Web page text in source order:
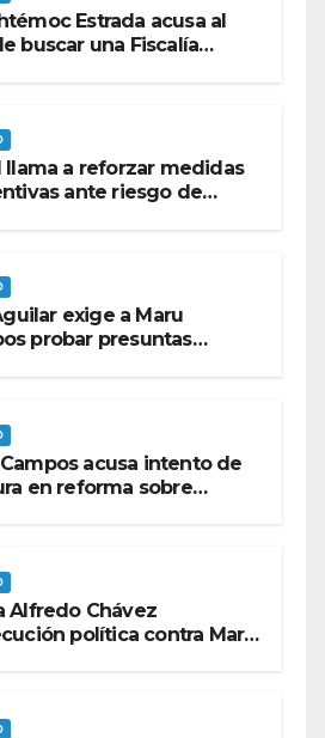
Estrada acusa al
buscar una Fiscalía
llama a reforzar medidas
ante riesgo de
exige a Maru
probar presuntas
acusa intento de
en reforma sobre
Alfredo Chávez
política contra Maru